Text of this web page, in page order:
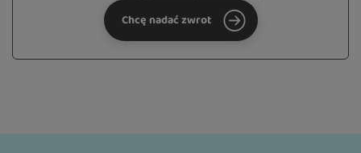
Chcę nadać zwrot